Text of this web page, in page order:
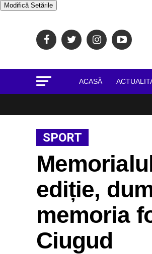
Modifică Setările
ACASĂ
SPORT
ediție,
memoria
Ciugud